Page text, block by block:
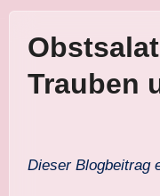
Trauben
Dieser